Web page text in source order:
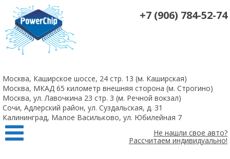
+7 (906) 784-52-74
Заказать
Москва, Каширское шоссе, 24 стр. 13 (м. Каширская)
Москва, МКАД 65 километр внешняя сторона (м. Строгино)
Москва, ул. Лавочкина 23 стр. 3 (м. Речной вокзал)
Сочи, Адлерский район, ул. Суздальская, д. 31
Калининград, Малое Васильково, ул. Юбилейная 7
Не нашли свое авто?
Рассчитаем индивидуально!